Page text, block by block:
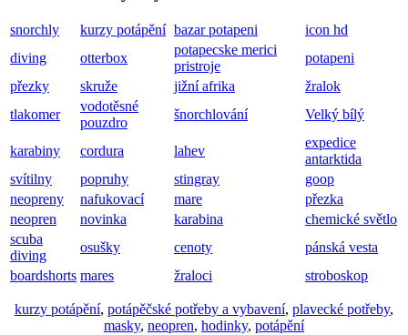
snorchly kurzy potápění bazar potapeni
icon hd
diving
otterbox
potapecske merici
pristroje
potapeni
přezky
skruže jižní afrika
žralok
tlakomer
vodotěsné
pouzdro
šnorchlování Velký bílý
karabiny cordura lahev
expedice
antarktida
svítilny
popruhy stingray
goop
neopreny
nafukovací mare
přezka
neopren
novinka karabina
chemické světlo
scuba
diving
osušky cenoty
pánská vesta
boardshorts mares žraloci stroboskop
kurzy potápění, potápěčské potřeby a vybavení, plavecké potřeby,
masky, neopren, hodinky, potápění